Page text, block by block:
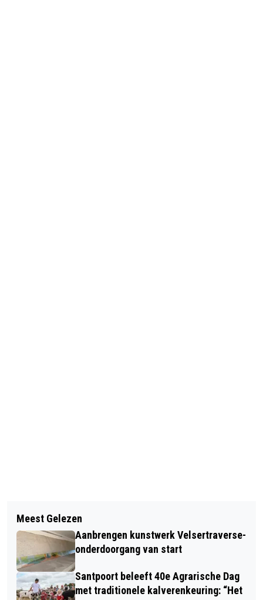
EUROVISIE SONGFESTIVAL: HET
MEEST BEKRITISEERD, HET MINST
GEWAARDEERD MAAR HET MEEST
BEKEKEN
ASBEST AANGETROFFEN IN
BEVERWIJKSE SPEELTUIN, GEMEENTE
DOET ONDERZOEK
Meest Gelezen
Aanbrengen kunstwerk Velsertraverse-
onderdoorgang van start
Santpoort beleeft 40e Agrarische Dag
met traditionele kalverenkeuring: “Het